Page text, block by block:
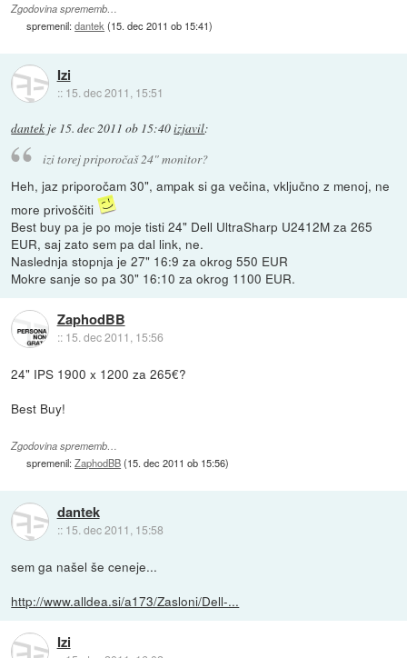
Zgodovina sprememb…
spremenil:dantek (15. dec 2011 ob 15:41)
Izi
:: 15. dec 2011, 15:51
dantek je 15. dec 2011 ob 15:40izjavil:
izi torej priporočaš 24" monitor?
Heh, jaz priporočam 30", ampak si ga večina, vključno z menoj, ne
more privoščiti
Best buy pa je po moje tisti 24" Dell UltraSharp U2412M za 265
EUR, saj zato sem pa dal link, ne.
Naslednja stopnja je 27" 16:9 za okrog 550 EUR
Mokre sanje so pa 30" 16:10 za okrog 1100 EUR.
ZaphodBB
:: 15. dec 2011, 15:56
24" IPS 1900 x 1200 za 265€?
Best Buy!
Zgodovina sprememb…
spremenil:ZaphodBB(15. dec 2011 ob 15:56)
dantek
:: 15. dec 2011, 15:58
sem ga našel še ceneje...
http://www.alldea.si/a173/Zasloni/Dell-...
Izi